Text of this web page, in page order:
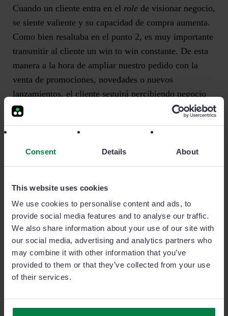
Consent Details About
This website uses cookies
We use cookies to personalise content and ads, to
provide social media features and to analyse our traffic.
We also share information about your use of our site with
our social media, advertising and analytics partners who
may combine it with other information that you’ve
provided to them or that they’ve collected from your use
of their services.
Cuando un cliente entra en el role de visionar negocio,
se siente valiente y su capacidad de compra aumenta.
Como bien resaltaba en el punto 2, es muy importante
transmitir al cliente un win to win constante. De esta
manera a la hora de ampliar nuestro pedido con la
venta de promociones, novedades o nuevos
lanzamientos, el cliente seguirá percibiendo negocio
con nuestra forma de exponer y comunicar. Siempre,
para lo que solo necesitarás; papel, boligrafo y
calculadora.
cierre decisivo. Si volvemos al paso dos y tres, la
venta está cerrada. Es decir, cuando hemos
repasado las faltas hemos ido anotando
cantidades y descuentos y hemos seguido
avanzando, hasta llegar a la oferta o lanzamiento,
las cuales también han sido anotadas y cerradas.
la venta?